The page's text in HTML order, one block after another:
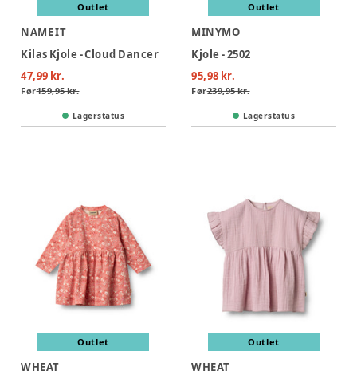
Outlet
NAME IT
Kilas Kjole - Cloud Dancer
47,99 kr.
Før159,95 kr.
Lagerstatus
Outlet
MINYMO
Kjole - 2502
95,98 kr.
Før239,95 kr.
Lagerstatus
Outlet
WHEAT
Outlet
WHEAT